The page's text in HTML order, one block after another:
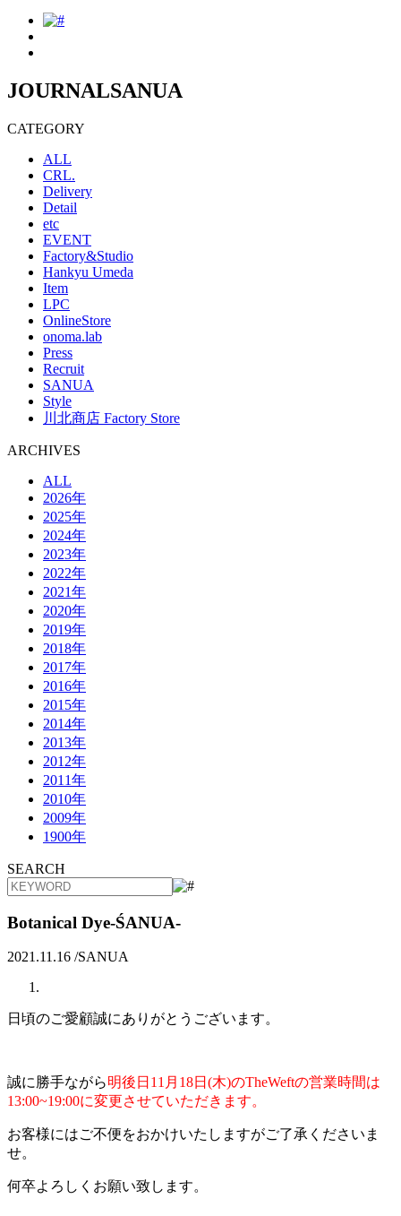
JOURNALSANUA
CATEGORY
ALL
CRL.
Delivery
Detail
etc
EVENT
Factory&Studio
Hankyu Umeda
Item
LPC
OnlineStore
onoma.lab
Press
Recruit
SANUA
Style
川北商店 Factory Store
ARCHIVES
ALL
2026年
2025年
2024年
2023年
2022年
2021年
2020年
2019年
2018年
2017年
2016年
2015年
2014年
2013年
2012年
2011年
2010年
2009年
1900年
SEARCH
Botanical Dye-ŚANUA-
2021.11.16 /SANUA
日頃のご愛顧誠にありがとうございます。
誠に勝手ながら明後日11月18日(木)のTheWeftの営業時間は
13:00~19:00に変更させていただきます。
お客様にはご不便をおかけいたしますがご了承くださいま
せ。
何卒よろしくお願い致します。